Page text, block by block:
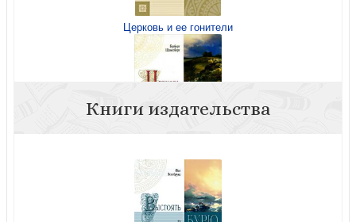
Церковь и ее гонители
Церковь и ее гонители
Книги издательства